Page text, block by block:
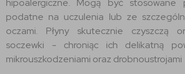
hipoalergiczne. Mogą być stosowane
podatne na uczulenia lub ze
oczami. Płyny skutecznie czyszczą
soczewki - chroniąc ich delikatną
mikrouszkodzeniami oraz drobnoustrojami